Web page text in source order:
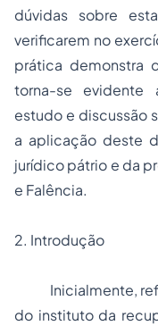
dúvidas sobre
verificarem no
prática demonstra
torna-se evidente
estudo e discussão
a aplicação deste
jurídico pátrio e da
e Falência.
2. Introdução
Inicialmente,
do instituto da